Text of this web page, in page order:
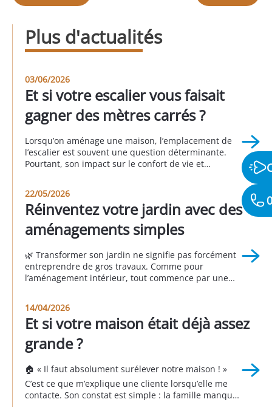
Plus d'actualités
03/06/2026
Et si votre escalier vous faisait
gagner des mètres carrés ?
Lorsqu’on aménage une maison, l’emplacement de
l’escalier est souvent une question déterminante.
Pourtant, son impact sur le confort de vie et
circulation, réduire la fonctionnalité des pièces et
donner une impression d’espace mal exploité. À
l’inverse, un escalier bien pensé permet d’optimiser
[…]
22/05/2026
Réinventez votre jardin avec des
aménagements simples
🌿 Transformer son jardin ne signifie pas forcément
entreprendre de gros travaux. Comme pour
l’aménagement intérieur, tout commence par une
vivre votre extérieur ? Un jardin réussi n’est pas celui
que l’on voit dans les magazines ou chez les voisins.
C’est celui qui répond à vos besoins, à vos […]
14/04/2026
Et si votre maison était déjà assez
grande ?
🏠 « Il faut absolument surélever notre maison ! »
C’est ce que m’explique une cliente lorsqu’elle me
contacte. Son constat est simple : la famille manque